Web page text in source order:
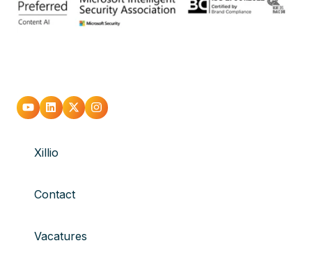
Xillio
Contact
Vacatures